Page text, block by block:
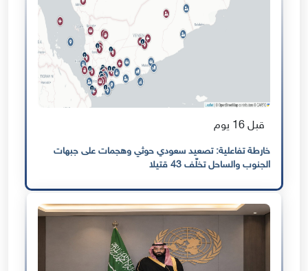
قبل 16 يوم
خارطة تفاعلية: تصعيد سعودي حوثي وهجمات على جبهات
الجنوب والساحل تخلّف 43 قتيلا